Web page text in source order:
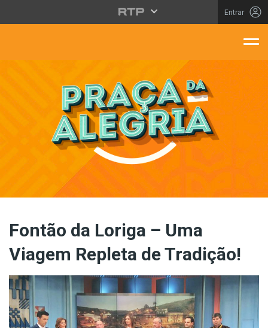
Saltar para o conteúdo principal
Entrar
Fontão da Loriga – Uma
Viagem Repleta de Tradição!